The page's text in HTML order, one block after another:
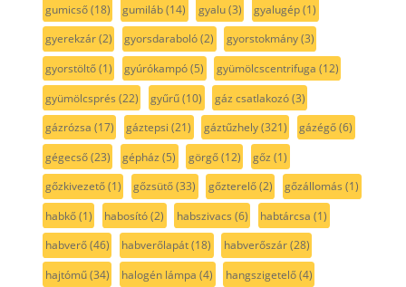
gumicső(18) gumiláb(14) gyalu(3) gyalugép(1)
gyerekzár(2) gyorsdaraboló(2) gyorstokmány(3)
gyorstöltő(1) gyúrókampó(5) gyümölcscentrifuga (12)
gyümölcsprés (22) gyűrű(10) gáz csatlakozó(3)
gázrózsa (17) gáztepsi (21) gáztűzhely(321) gázégő(6)
gégecső(23) gépház (5) görgő(12) gőz (1)
gőzkivezető(1) gőzsütő(33) gőzterelő(2) gőzállomás (1)
habkő(1) habosító(2) habszivacs (6) habtárcsa (1)
habverő(46) habverőlapát(18) habverőszár(28)
hajtómű(34) halogén lámpa (4) hangszigetelő(4)